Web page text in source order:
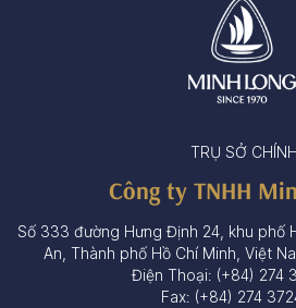
TRỤ SỞ CHÍNH
Công ty TNHH
Số 333 đường Hưng Định 24, khu phố
An, Thành phố Hồ Chí Minh, Việt
Điện Thoại: (+84) 274
Fax: (+84) 274